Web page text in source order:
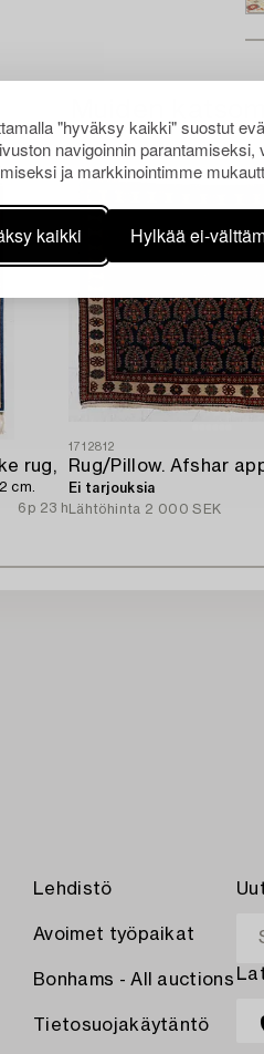
"hyväksy kaikki" suostut
navigoinnin
ja markkinointimme
kaikki Hylkää ei-
rug,
cm.
6p 23 h
1712812
Ei tarjouksia
Lähtöhinta 2 000 SEK
Lehdistö
Avoimet työpaikat
Bonhams - All auctions
Tietosuojakäytäntö